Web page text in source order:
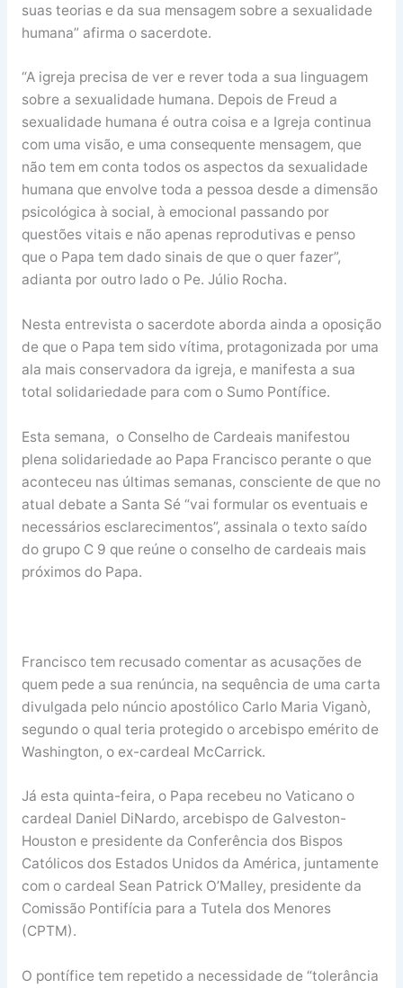
suas teorias e da sua mensagem sobre a sexualidade
humana” afirma o sacerdote.
“A igreja precisa de ver e rever toda a sua linguagem
sobre a sexualidade humana. Depois de Freud a
sexualidade humana é outra coisa e a Igreja continua
com uma visão, e uma consequente mensagem, que
não tem em conta todos os aspectos da sexualidade
humana que envolve toda a pessoa desde a dimensão
psicológica à social, à emocional passando por
questões vitais e não apenas reprodutivas e penso
que o Papa tem dado sinais de que o quer fazer”,
adianta por outro lado o Pe. Júlio Rocha.
Nesta entrevista o sacerdote aborda ainda a oposição
de que o Papa tem sido vítima, protagonizada por uma
ala mais conservadora da igreja, e manifesta a sua
total solidariedade para com o Sumo Pontífice.
Esta semana, o Conselho de Cardeais manifestou
plena solidariedade ao Papa Francisco perante o que
aconteceu nas últimas semanas, consciente de que no
atual debate a Santa Sé “vai formular os eventuais e
necessários esclarecimentos”, assinala o texto saído
do grupo C 9 que reúne o conselho de cardeais mais
próximos do Papa.
Francisco tem recusado comentar as acusações de
quem pede a sua renúncia, na sequência de uma carta
divulgada pelo núncio apostólico Carlo Maria Viganò,
segundo o qual teria protegido o arcebispo emérito de
Washington, o ex-cardeal McCarrick.
Já esta quinta-feira, o Papa recebeu no Vaticano o
cardeal Daniel DiNardo, arcebispo de Galveston-
Houston e presidente da Conferência dos Bispos
Católicos dos Estados Unidos da América, juntamente
com o cardeal Sean Patrick O’Malley, presidente da
Comissão Pontifícia para a Tutela dos Menores
(CPTM).
O pontífice tem repetido a necessidade de “tolerância